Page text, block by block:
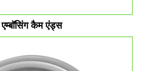
एम्बॉसिंग कैम एंड्स